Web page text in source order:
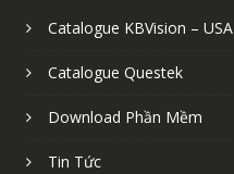
Catalogue KBVision – USA
Catalogue Questek
Download Phần Mềm
Tin Tức